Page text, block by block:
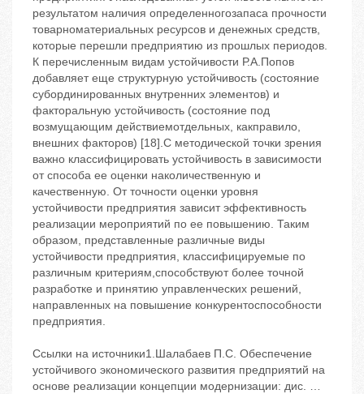
результатом наличия определенногозапаса прочности
товарноматериальных ресурсов и денежных средств,
которые перешли предприятию из прошлых периодов.
К перечисленным видам устойчивости Р.А.Попов
добавляет еще структурную устойчивость (состояние
субординированных внутренних элементов) и
факторальную устойчивость (состояние под
возмущающим действиемотдельных, какправило,
внешних факторов) [18].С методической точки зрения
важно классифицировать устойчивость в зависимости
от способа ее оценки наколичественную и
качественную. От точности оценки уровня
устойчивости предприятия зависит эффективность
реализации мероприятий по ее повышению. Таким
образом, представленные различные виды
устойчивости предприятия, классифицируемые по
различным критериям,способствуют более точной
разработке и принятию управленческих решений,
направленных на повышение конкурентоспособности
предприятия.
Ссылки на источники1.Шалабаев П.С. Обеспечение
устойчивого экономического развития предприятий на
основе реализации концепции модернизации: дис. …